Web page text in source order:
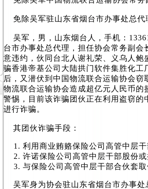
免除吴军驻山东省烟台市办事处总代
吴军，男，山东烟台人，手机：
台市办事处总代理，担任协会常务副
意违约，伙同台北人谢礼荣、义乌人
骗香港帝基公司大陆拱门软件集胜化工
后，又潜伏到中国物流联合运输协会
物流联合运输协会造成超亿元人民币
警惕，目前该诈骗团伙正在利用盗窃
进行诈骗。
其团伙诈骗手段：
利用商业贿赂保险公司高管中层
许诺保险公司高管中层干部股份
与保险公司高管中层干部合伙套
吴军身为协会驻山东省烟台市办事处